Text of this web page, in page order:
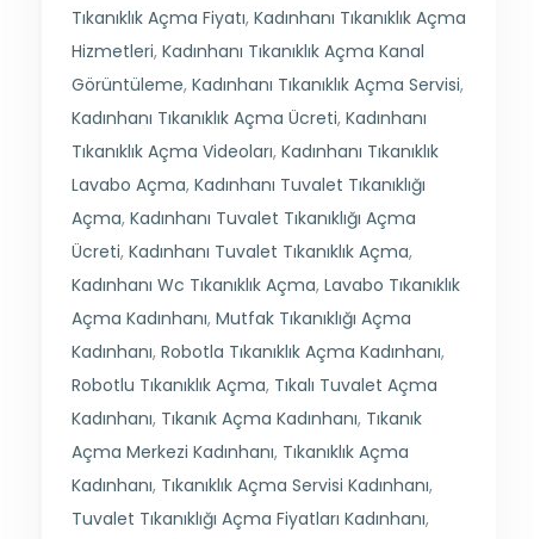
Tıkanıklık Açma Fiyatı, Kadınhanı Tıkanıklık Açma
Hizmetleri, Kadınhanı Tıkanıklık Açma Kanal
Görüntüleme, Kadınhanı Tıkanıklık Açma Servisi,
Kadınhanı Tıkanıklık Açma Ücreti, Kadınhanı
Tıkanıklık Açma Videoları, Kadınhanı Tıkanıklık
Lavabo Açma, Kadınhanı Tuvalet Tıkanıklığı
Açma, Kadınhanı Tuvalet Tıkanıklığı Açma
Ücreti, Kadınhanı Tuvalet Tıkanıklık Açma,
Kadınhanı Wc Tıkanıklık Açma, Lavabo Tıkanıklık
Açma Kadınhanı, Mutfak Tıkanıklığı Açma
Kadınhanı, Robotla Tıkanıklık Açma Kadınhanı,
Robotlu Tıkanıklık Açma, Tıkalı Tuvalet Açma
Kadınhanı, Tıkanık Açma Kadınhanı, Tıkanık
Açma Merkezi Kadınhanı, Tıkanıklık Açma
Kadınhanı, Tıkanıklık Açma Servisi Kadınhanı,
Tuvalet Tıkanıklığı Açma Fiyatları Kadınhanı,